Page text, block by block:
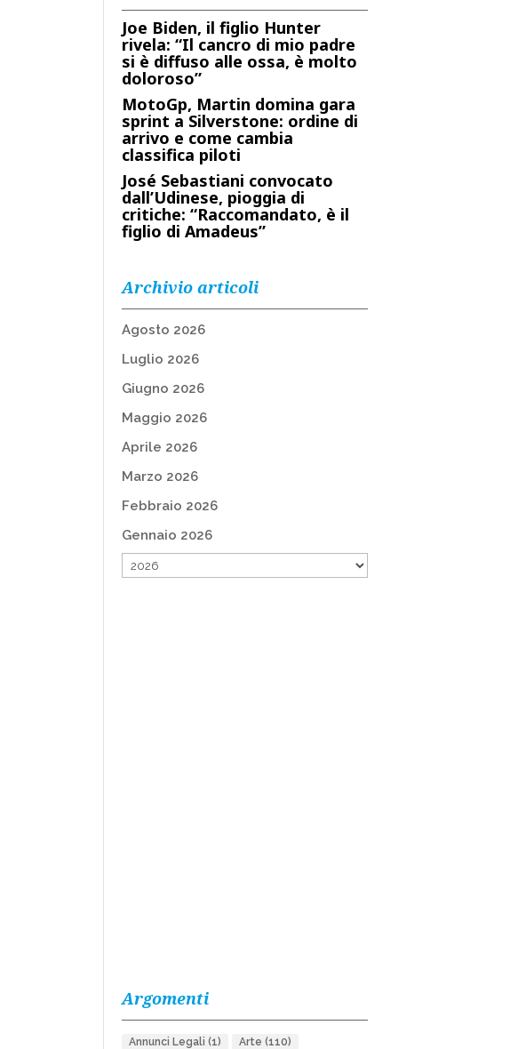
Joe Biden, il figlio Hunter
rivela: “Il cancro di mio padre
si è diffuso alle ossa, è molto
doloroso”
MotoGp, Martin domina gara
sprint a Silverstone: ordine di
arrivo e come cambia
classifica piloti
José Sebastiani convocato
dall’Udinese, pioggia di
critiche: “Raccomandato, è il
figlio di Amadeus”
Archivio articoli
Agosto 2026
Luglio 2026
Giugno 2026
Maggio 2026
Aprile 2026
Marzo 2026
Febbraio 2026
Gennaio 2026
Argomenti
Annunci Legali (1) Arte (110)